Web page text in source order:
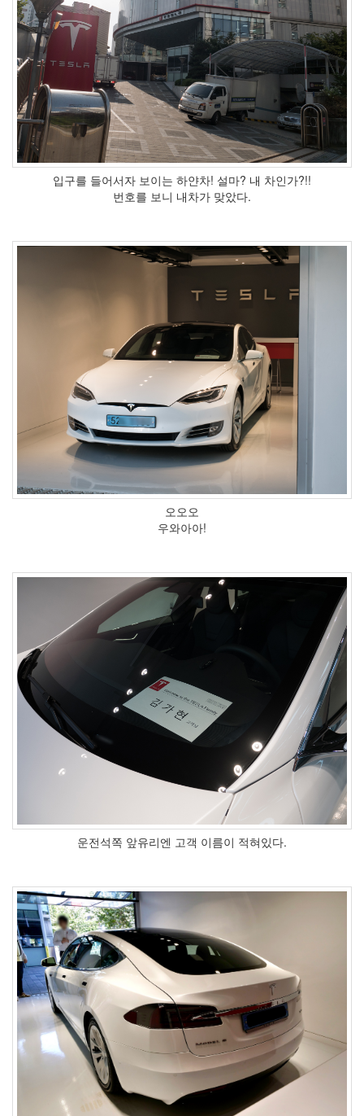
입구를 들어서자 보이는 하얀차! 설마? 내 차인가?!!
번호를 보니 내차가 맞았다.
오오오
우와아아!
운전석쪽 앞유리엔 고객 이름이 적혀있다.